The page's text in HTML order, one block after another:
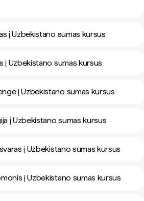
į Uzbekistano sumas kursus
į Uzbekistano sumas kursus
į Uzbekistano sumas kursus
į Uzbekistano sumas kursus
į Uzbekistano sumas kursus
į Uzbekistano sumas kursus